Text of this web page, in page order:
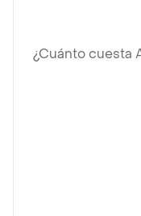
¿Cuánto cuesta